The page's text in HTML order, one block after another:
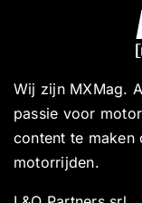
Wij zijn MXMag.
passie voor
content te
motorrijden.